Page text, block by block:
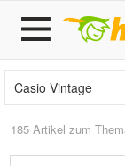
185 Artikel zum